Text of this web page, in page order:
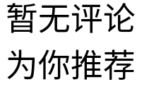
暂无评论
为你推荐